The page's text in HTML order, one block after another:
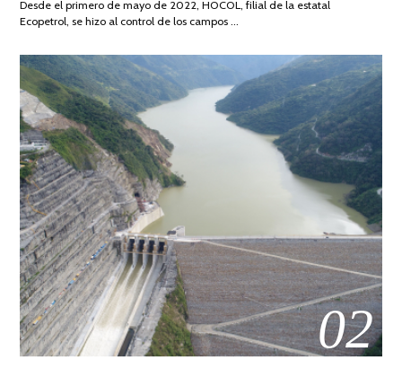
2026
Desde el primero de mayo de 2022, HOCOL, filial de la estatal
Ecopetrol, se hizo al control de los campos …
02